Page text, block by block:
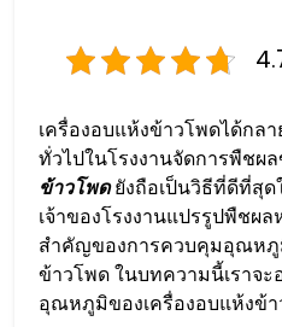
เครื่องอบแห้งข้าวโพดได้กล
ทั่วไปในโรงงานจัดการพืชผ
ข้าวโพดยังถือเป็นวิธีที่ดีที่สุ
เจ้าของโรงงานแปรรูปพืชผ
สำคัญของการควบคุมอุณหภู
ข้าวโพด ในบทความนี้เราจ
อุณหภูมิของเครื่องอบแห้งข้